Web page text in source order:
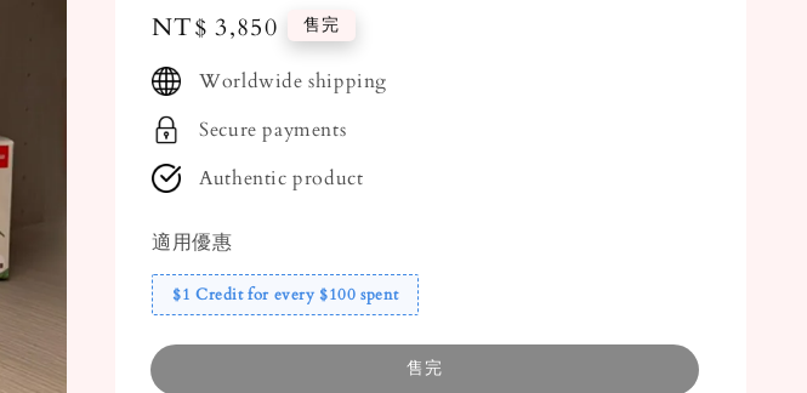
Regular
price
NT$ 3,850 售完
Worldwide shipping
Secure payments
Authentic product
適用優惠
$1 Credit for every $100 spent
售完